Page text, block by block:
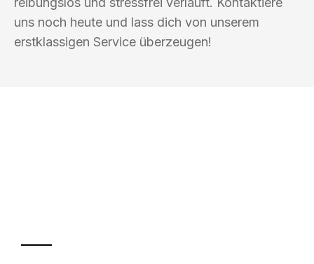
uns noch heute und lass dich von unserem
erstklassigen Service überzeugen!